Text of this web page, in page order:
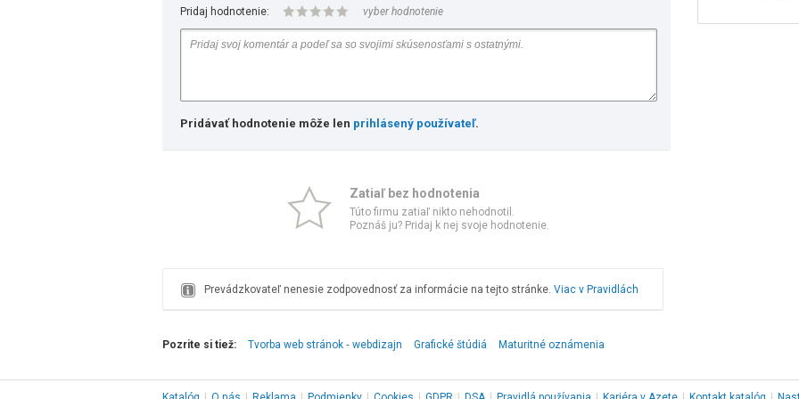
Pridaj hodnotenie: vyber hodnotenie
Pridávať hodnotenie môže len prihlásený používateľ.
Zatiaľ bez hodnotenia
Túto firmu zatiaľ nikto nehodnotil.
Poznáš ju? Pridaj k nej svoje hodnotenie.
Prevádzkovateľ nenesie zodpovednosť za informácie na tejto stránke. Viac v Pravidlách
Pozrite si tiež: Tvorba web stránok ‑ webdizajn Grafické štúdiá Maturitné oznámenia